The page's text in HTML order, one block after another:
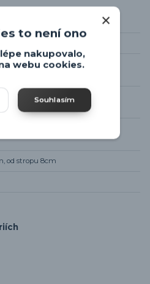
od stropu 8cm
to není ono
nakupovalo,
webu cookies.
Souhlasím